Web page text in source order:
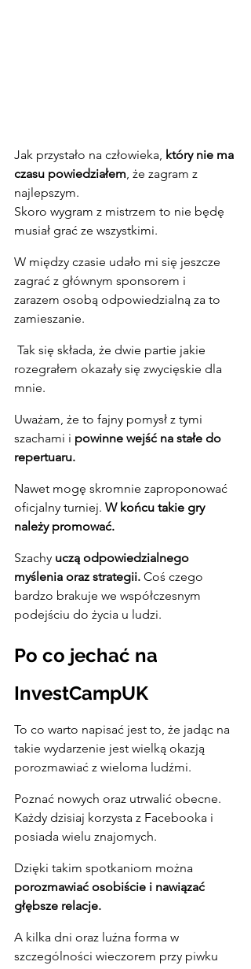
Jak przystało na człowieka, który nie ma
czasu powiedziałem, że zagram z
najlepszym.
Skoro wygram z mistrzem to nie będę
musiał grać ze wszystkimi.
W między czasie udało mi się jeszcze
zagrać z głównym sponsorem i
zarazem osobą odpowiedzialną za to
zamieszanie.
rozegrałem okazały się zwycięskie dla
mnie.
Uważam, że to fajny pomysł z tymi
szachami i powinne wejść na stałe do
repertuaru.
Nawet mogę skromnie zaproponować
oficjalny turniej. W końcu takie gry
należy promować.
Szachy uczą odpowiedzialnego
myślenia oraz strategii. Coś czego
bardzo brakuje we współczesnym
podejściu do życia u ludzi.
Po co jechać na
InvestCampUK
To co warto napisać jest to, że jadąc na
takie wydarzenie jest wielką okazją
porozmawiać z wieloma ludźmi.
Poznać nowych oraz utrwalić obecne.
Każdy dzisiaj korzysta z Facebooka i
posiada wielu znajomych.
Dzięki takim spotkaniom można
porozmawiać osobiście i nawiązać
głębsze relacje.
A kilka dni oraz luźna forma w
szczególności wieczorem przy piwku